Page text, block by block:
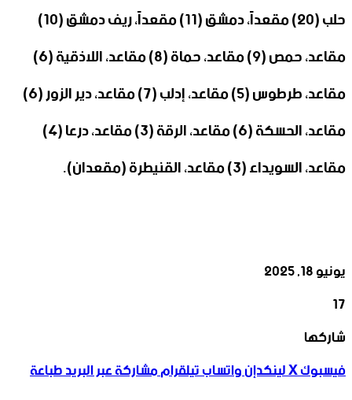
حلب (20) مقعداً، دمشق (11) مقعداً، ريف دمشق (10)
مقاعد، حمص (9) مقاعد، حماة (8) مقاعد، اللاذقية (6)
مقاعد، طرطوس (5) مقاعد، إدلب (7) مقاعد، دير الزور (6)
مقاعد، الحسكة (6) مقاعد، الرقة (3) مقاعد، درعا (4)
مقاعد، السويداء (3) مقاعد، القنيطرة (مقعدان).
يونيو 18, 2025
17
فيسبوك
‫X
لينكدإن
واتساب
تيلقرام
شاركها
فيسبوك‫Xلينكدإنواتسابتيلقراممشاركة عبر البريدطباعة